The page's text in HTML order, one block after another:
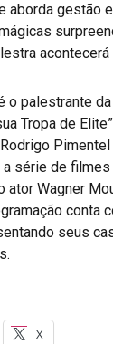
aborda gestão
o palestrante
Tropa de
série de filmes
ator Wagner
conta
seus
X